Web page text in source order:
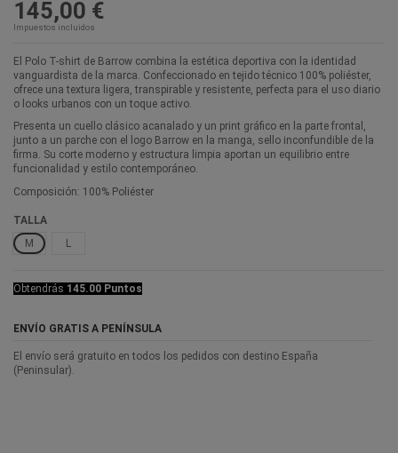
145,00 €
Impuestos incluidos
El Polo T-shirt de Barrow combina la estética deportiva con la identidad
vanguardista de la marca. Confeccionado en tejido técnico 100% poliéster,
ofrece una textura ligera, transpirable y resistente, perfecta para el uso diario
o looks urbanos con un toque activo.
Presenta un cuello clásico acanalado y un print gráfico en la parte frontal,
junto a un parche con el logo Barrow en la manga, sello inconfundible de la
firma. Su corte moderno y estructura limpia aportan un equilibrio entre
funcionalidad y estilo contemporáneo.
Composición: 100% Poliéster
TALLA
M
L
Obtendrás 145.00 Puntos
ENVÍO GRATIS A PENÍNSULA
El envío será gratuito en todos los pedidos con destino España
(Peninsular).